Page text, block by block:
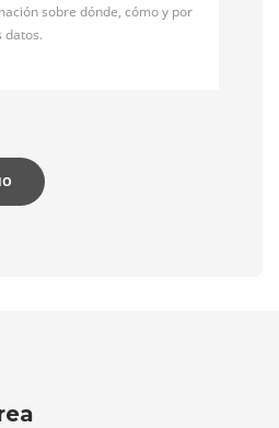
sobre dónde, cómo y por
datos.